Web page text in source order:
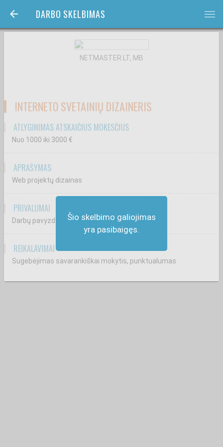
DARBO SKELBIMAS bars
Šio skelbimo galiojimas
yra pasibaigęs.
NETMASTER.LT, MB
INTERNETO SVETAINIŲ DIZAINERIS
ATLYGINIMAS ATSKAIČIUS MOKESČIUS
Nuo 1000 iki 3000 €
APRAŠYMAS
Web projektų dizainas
PRIVALUMAI
Darbų pavyzdžiai
REIKALAVIMAI
Sugebėjimas savarankiškai mokytis, punktualumas